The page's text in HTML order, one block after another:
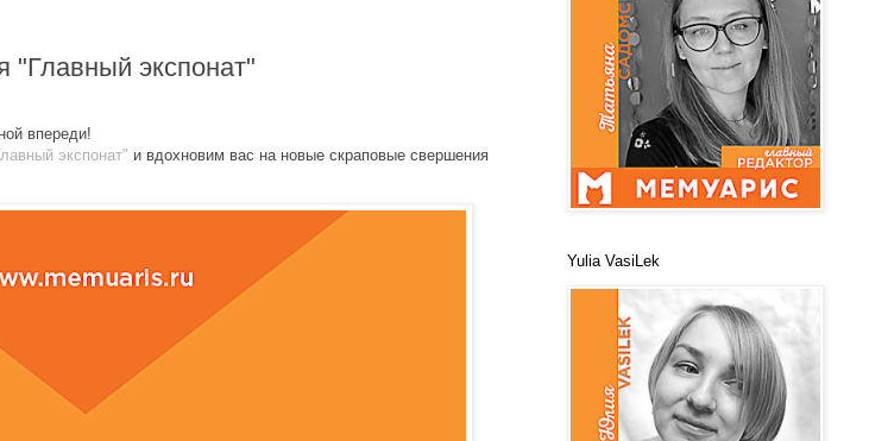
"Главный экспонат"
впереди!
экспонат" и вдохновим вас на новые скраповые свершения
Yulia VasiLek